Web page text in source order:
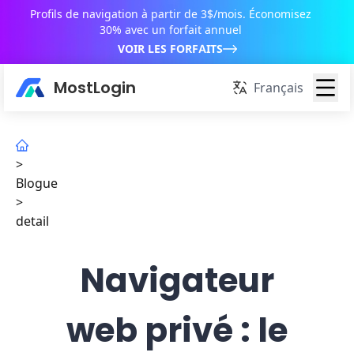
Profils de navigation à partir de 3$/mois. Économisez
30% avec un forfait annuel
VOIR LES FORFAITS
MostLogin Français
>
Blogue
>
detail
Navigateur
web privé : le